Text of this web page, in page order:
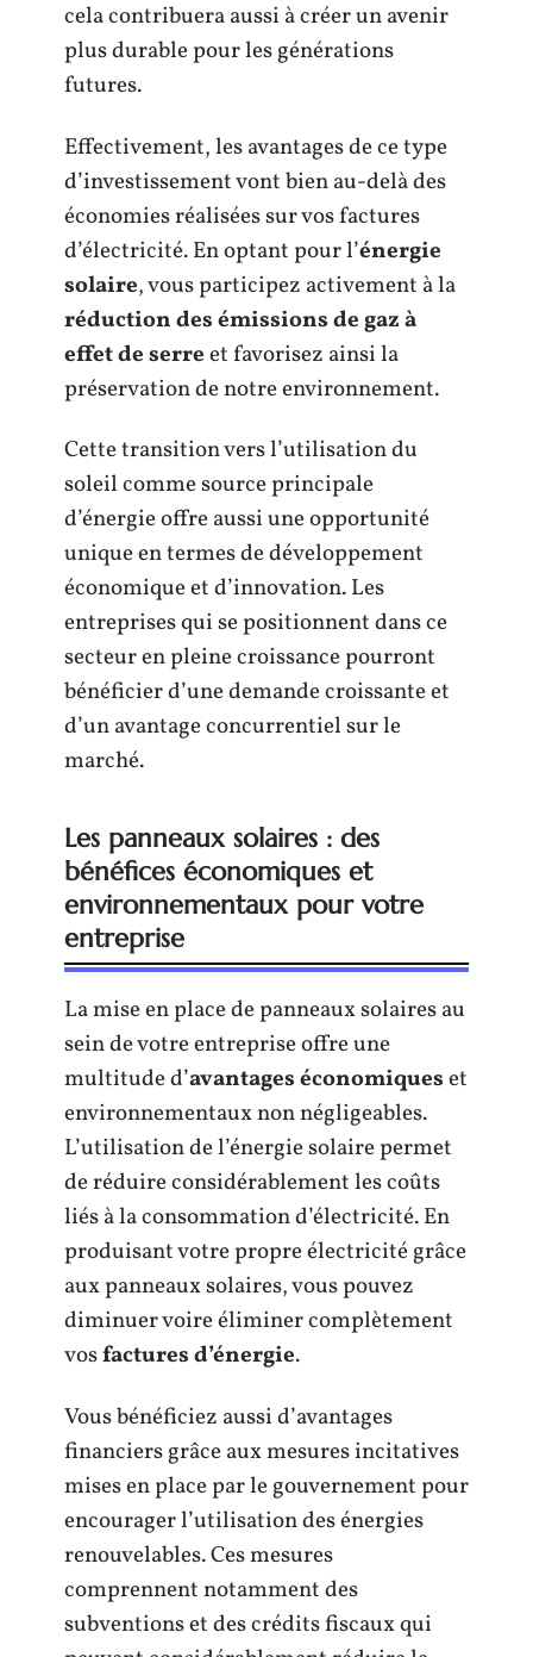
cela contribuera aussi à créer un avenir
plus durable pour les générations
futures.
Effectivement, les avantages de ce type
d’investissement vont bien au-delà des
économies réalisées sur vos factures
d’électricité. En optant pour l’énergie
solaire, vous participez activement à la
réduction des émissions de gaz à
effet de serreet favorisez ainsi la
préservation de notre environnement.
Cette transition vers l’utilisation du
soleil comme source principale
d’énergie offre aussi une opportunité
unique en termes de développement
économique et d’innovation. Les
entreprises qui se positionnent dans ce
secteur en pleine croissance pourront
bénéficier d’une demande croissante et
d’un avantage concurrentiel sur le
marché.
Les panneaux solaires : des
bénéfices économiques et
environnementaux pour votre
entreprise
La mise en place de panneaux solaires au
sein de votre entreprise offre une
multitude d’avantages économiqueset
environnementaux non négligeables.
L’utilisation de l’énergie solaire permet
de réduire considérablement les coûts
liés à la consommation d’électricité. En
produisant votre propre électricité grâce
aux panneaux solaires, vous pouvez
diminuer voire éliminer complètement
vosfactures d’énergie.
Vous bénéficiez aussi d’avantages
financiers grâce aux mesures incitatives
mises en place par le gouvernement pour
encourager l’utilisation des énergies
renouvelables. Ces mesures
comprennent notamment des
subventions et des crédits fiscaux qui